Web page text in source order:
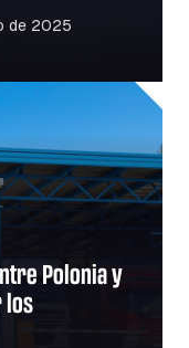
de 2025
y Ucrania: lo
Polonia y
los